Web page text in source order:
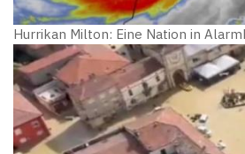
Hurrikan Milton: Eine Nation in